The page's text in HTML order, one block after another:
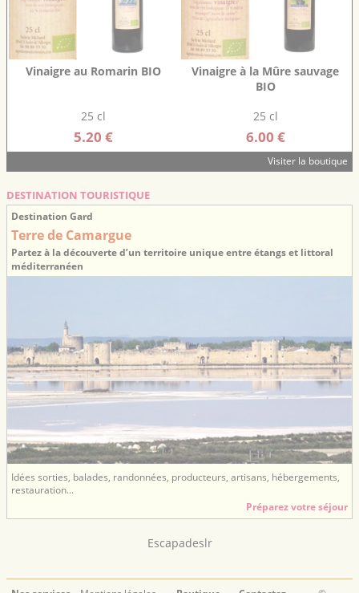
Vinaigre au Romarin BIO
25 cl
5.20 €
Vinaigre à la Mûre sauvage
BIO
25 cl
6.00 €
Visiter la boutique
DESTINATION TOURISTIQUE
Destination Gard
Terre de Camargue
Partez à la découverte d’un territoire unique entre étangs et littoral
méditerranéen
Idées sorties, balades, randonnées, producteurs, artisans, hébergements,
restauration...
Préparez votre séjour
Escapadeslr